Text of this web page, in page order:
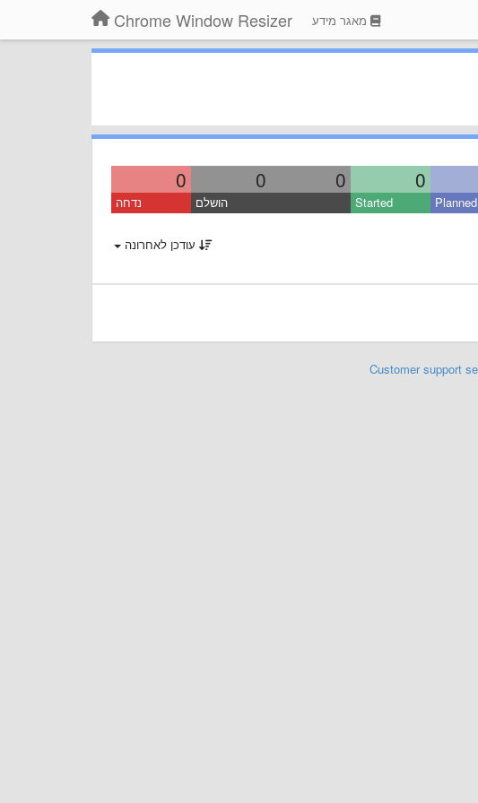
Chrome Window Resizer מאגר מידע
0
0
0
0
Planned
Started הושלם נדחה
עודכן לאחרונה
Customer support